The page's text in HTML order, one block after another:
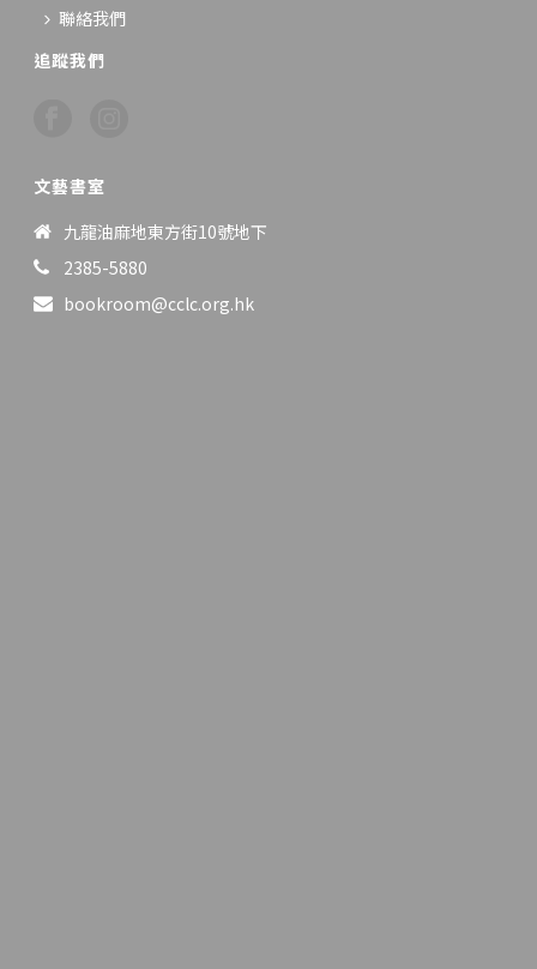
聯絡我們
追蹤我們
文藝書室
九龍油麻地東方街10號地下
2385-5880
bookroom@cclc.org.hk